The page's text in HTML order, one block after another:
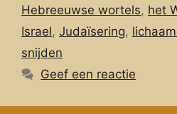
Hebreeuwse wortels, het
Israel, Judaïsering,
snijden
Geef een reactie